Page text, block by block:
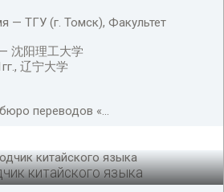
китайского языка
— ТГУ (г. Томск), Факультет
沈阳理工大学
辽宁大学
переводов «...
китайского языка